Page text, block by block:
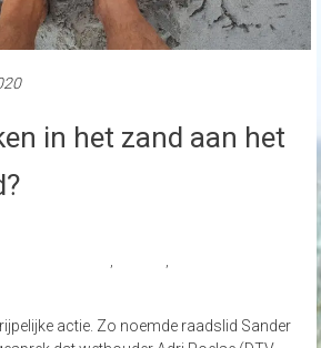
in het zand aan het
, ,
actie. Zo noemde raadslid Sander